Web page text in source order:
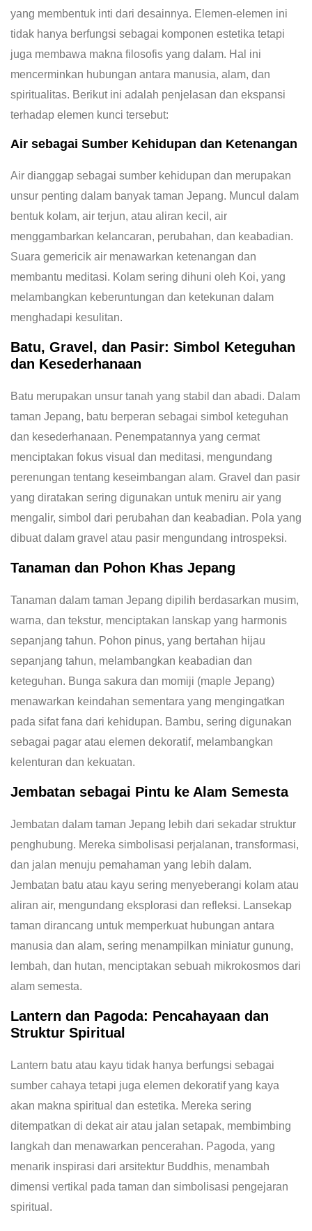
yang membentuk inti dari desainnya. Elemen-elemen ini
tidak hanya berfungsi sebagai komponen estetika tetapi
juga membawa makna filosofis yang dalam. Hal ini
mencerminkan hubungan antara manusia, alam, dan
spiritualitas. Berikut ini adalah penjelasan dan ekspansi
terhadap elemen kunci tersebut:
Air sebagai Sumber Kehidupan dan Ketenangan
Air dianggap sebagai sumber kehidupan dan merupakan
unsur penting dalam banyak taman Jepang. Muncul dalam
bentuk kolam, air terjun, atau aliran kecil, air
menggambarkan kelancaran, perubahan, dan keabadian.
Suara gemericik air menawarkan ketenangan dan
membantu meditasi. Kolam sering dihuni oleh Koi, yang
melambangkan keberuntungan dan ketekunan dalam
menghadapi kesulitan.
Batu, Gravel, dan Pasir: Simbol Keteguhan
dan Kesederhanaan
Batu merupakan unsur tanah yang stabil dan abadi. Dalam
taman Jepang, batu berperan sebagai simbol keteguhan
dan kesederhanaan. Penempatannya yang cermat
menciptakan fokus visual dan meditasi, mengundang
perenungan tentang keseimbangan alam. Gravel dan pasir
yang diratakan sering digunakan untuk meniru air yang
mengalir, simbol dari perubahan dan keabadian. Pola yang
dibuat dalam gravel atau pasir mengundang introspeksi.
Tanaman dan Pohon Khas Jepang
Tanaman dalam taman Jepang dipilih berdasarkan musim,
warna, dan tekstur, menciptakan lanskap yang harmonis
sepanjang tahun. Pohon pinus, yang bertahan hijau
sepanjang tahun, melambangkan keabadian dan
keteguhan. Bunga sakura dan momiji (maple Jepang)
menawarkan keindahan sementara yang mengingatkan
pada sifat fana dari kehidupan. Bambu, sering digunakan
sebagai pagar atau elemen dekoratif, melambangkan
kelenturan dan kekuatan.
Jembatan sebagai Pintu ke Alam Semesta
Jembatan dalam taman Jepang lebih dari sekadar struktur
penghubung. Mereka simbolisasi perjalanan, transformasi,
dan jalan menuju pemahaman yang lebih dalam.
Jembatan batu atau kayu sering menyeberangi kolam atau
aliran air, mengundang eksplorasi dan refleksi. Lansekap
taman dirancang untuk memperkuat hubungan antara
manusia dan alam, sering menampilkan miniatur gunung,
lembah, dan hutan, menciptakan sebuah mikrokosmos dari
alam semesta.
Lantern dan Pagoda: Pencahayaan dan
Struktur Spiritual
Lantern batu atau kayu tidak hanya berfungsi sebagai
sumber cahaya tetapi juga elemen dekoratif yang kaya
akan makna spiritual dan estetika. Mereka sering
ditempatkan di dekat air atau jalan setapak, membimbing
langkah dan menawarkan pencerahan. Pagoda, yang
menarik inspirasi dari arsitektur Buddhis, menambah
dimensi vertikal pada taman dan simbolisasi pengejaran
spiritual.